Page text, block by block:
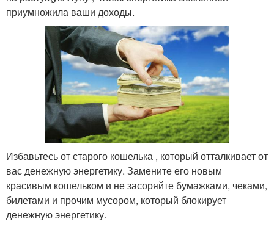
приумножила ваши доходы.
Избавьтесь от старого кошелька , который отталкивает от
вас денежную энергетику. Замените его новым
красивым кошельком и не засоряйте бумажками, чеками,
билетами и прочим мусором, который блокирует
денежную энергетику.